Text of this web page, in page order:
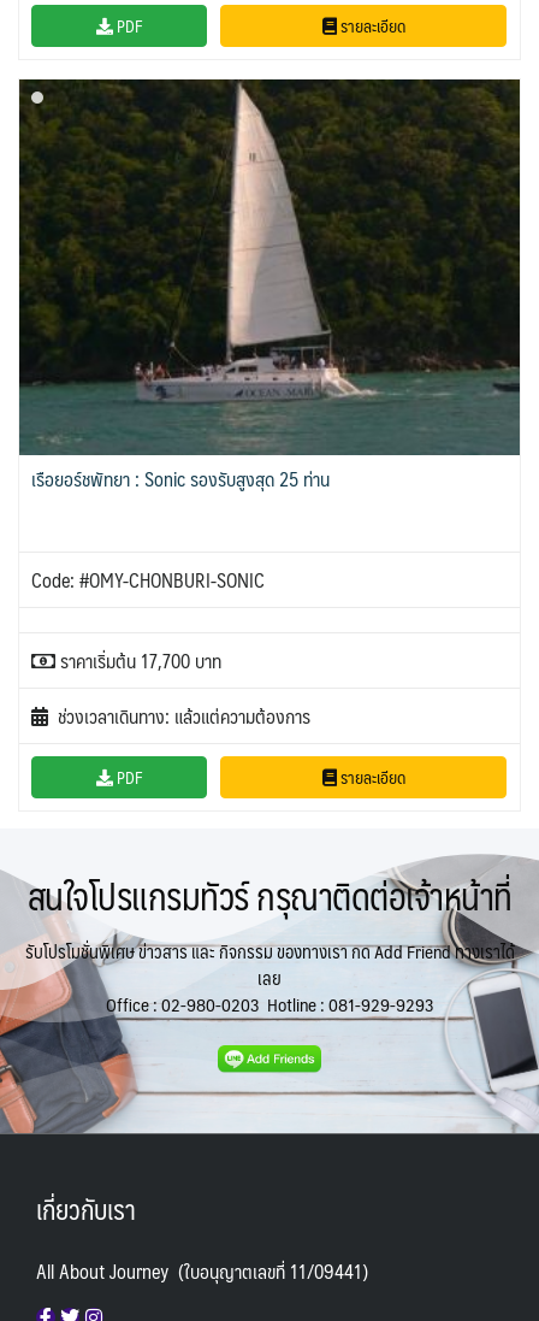
PDF รายละเอียด
เรือยอร์ชพัทยา : Sonic รองรับสูงสุด 25 ท่าน
Code: #OMY-CHONBURI-SONIC
ราคาเริ่มต้น 17,700 บาท
ช่วงเวลาเดินทาง: แล้วแต่ความต้องการ
PDF รายละเอียด
สนใจโปรแกรมทัวร์ กรุณาติดต่อเจ้าหน้าที่
รับโปรโมชั่นพิเศษ ข่าวสาร และ กิจกรรม ของทางเรา กด Add Friend ทางเราได้
เลย
Office :02-980-0203 Hotline :081-929-9293
เกี่ยวกับเรา
All About Journey (ใบอนุญาตเลขที่ 11/09441)